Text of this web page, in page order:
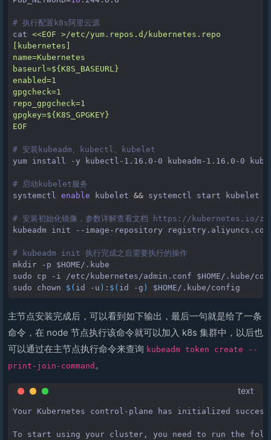
# 执行配置k8s阿里云源
cat <<EOF >/etc/yum.repos.d/kubernetes.repo
[kubernetes]
name=Kubernetes
baseurl=${K8S_BASEURL}
enabled=1
gpgcheck=1
repo_gpgcheck=1
gpgkey=${K8S_GPGKEY}
EOF
# 安装kubeadm、kubectl、kubelet
yum install -y kubectl-1.16.0-0 kubeadm-1.16.0-0
# 启动kubelet服务
systemctl enable kubelet && systemctl start kubelet
# 安装初始化镜像，参数详解查看文档 https://
kubeadm init --image-repository
# kubeadm init 执行完成之后需要执行的操作
mkdir
-p $HOME/.kube
sudo
cp -i /etc/kubernetes/admin.conf $HOME/.kube/
sudo
chown $( id -u ) : $( id -g ) $HOME
主节点安装完成后，可以看到如下输出，最后一句就是给了一条
命令，在 node 节点执行该命令就可以加入 k8s 集群中，以后也
可以通过在主节点执行命令来查询 kubeadm token create --
print-join-command 。
text
Your Kubernetes control-plane has initialized
To start using your cluster, you need to run the